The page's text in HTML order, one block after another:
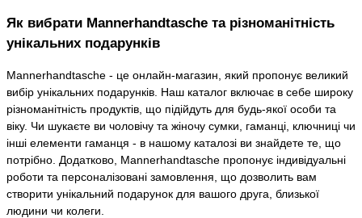
Як вибрати Mannerhandtasche та різноманітність
унікальних подарунків
Mannerhandtasche - це онлайн-магазин, який пропонує великий
вибір унікальних подарунків. Наш каталог включає в себе широку
різноманітність продуктів, що підійдуть для будь-якої особи та
віку. Чи шукаєте ви чоловічу та жіночу сумки, гаманці, ключниці чи
інші елементи гаманця - в нашому каталозі ви знайдете те, що
потрібно. Додатково, Mannerhandtasche пропонує індивідуальні
роботи та персоналізовані замовлення, що дозволить вам
створити унікальний подарунок для вашого друга, близької
людини чи колеги.